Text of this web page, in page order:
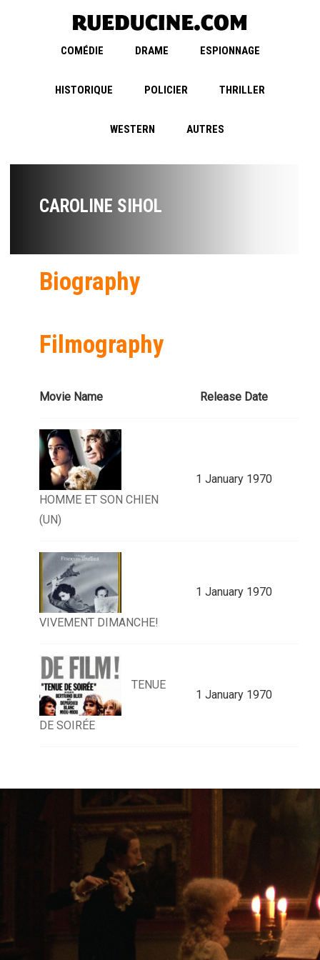
COMÉDIE DRAME ESPIONNAGE
HISTORIQUE POLICIER THRILLER
WESTERN AUTRES
CAROLINE SIHOL
Biography
Filmography
Movie Name Release Date
HOMME ET SON CHIEN
(UN)
1 January 1970
VIVEMENT DIMANCHE!
1 January 1970
TENUE
DE SOIRÉE
1 January 1970